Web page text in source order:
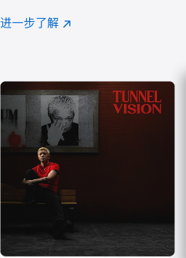
注
进一步了解 Apple
(在
口
中
打
开)